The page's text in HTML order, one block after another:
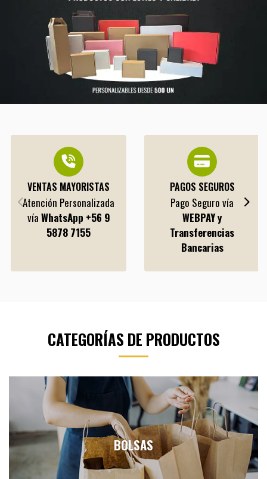
VENTAS MAYORISTAS
Atención Personalizada
vía WhatsApp +56 9
5878 7155
PAGOS SEGUROS
Pago Seguro vía
WEBPAY y
Transferencias
Bancarias
CATEGORÍAS DE PRODUCTOS
BOLSAS